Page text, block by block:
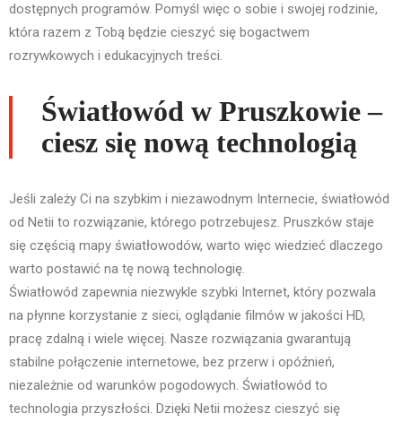
dostępnych programów. Pomyśl więc o sobie i swojej rodzinie,
która razem z Tobą będzie cieszyć się bogactwem
rozrywkowych i edukacyjnych treści.
Światłowód w Pruszkowie –
ciesz się nową technologią
Jeśli zależy Ci na szybkim i niezawodnym Internecie, światłowód
od Netii to rozwiązanie, którego potrzebujesz. Pruszków staje
się częścią mapy światłowodów, warto więc wiedzieć dlaczego
warto postawić na tę nową technologię.
Światłowód zapewnia niezwykle szybki Internet, który pozwala
na płynne korzystanie z sieci, oglądanie filmów w jakości HD,
pracę zdalną i wiele więcej. Nasze rozwiązania gwarantują
stabilne połączenie internetowe, bez przerw i opóźnień,
niezależnie od warunków pogodowych. Światłowód to
technologia przyszłości. Dzięki Netii możesz cieszyć się